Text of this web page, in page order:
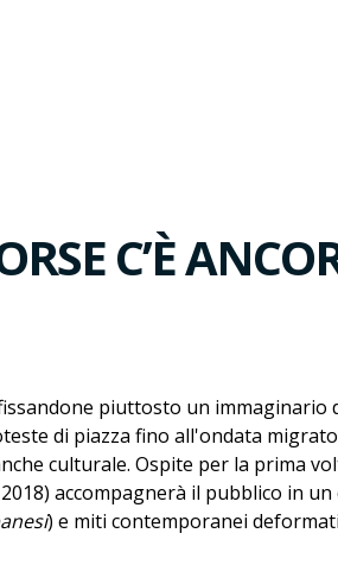
C’È
piuttosto un immaginario
di piazza fino all'ondata
culturale. Ospite per la prima
accompagnerà il pubblico in
) e miti contemporanei